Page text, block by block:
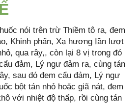
nói trên trừ Thiềm tô ra, đem
Khinh phấn, Xạ hương Ịần lượt
qua rây,, còn lại 8 vị trong đó
đảm, Lý ngư đảm ra, cùng tán
sau đó đem cẩu đảm, Lý ngư
bột tán nhỏ hoặc giã nát, đem
với nhiệt độ thấp, rồi cùng tán